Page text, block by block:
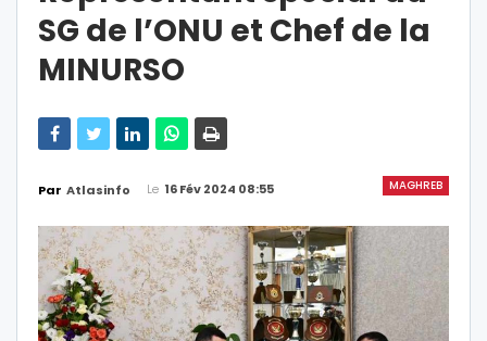
SG de l’ONU et Chef de la
MINURSO
MAGHREB
Par Atlasinfo Le 16 Fév 2024 08:55